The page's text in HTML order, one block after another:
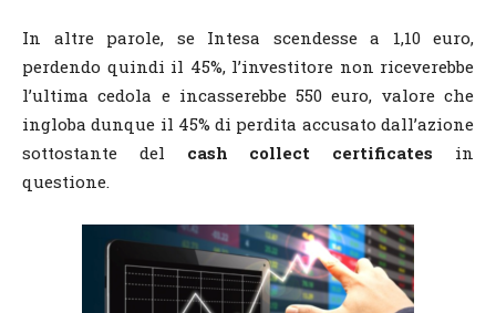
In altre parole, se Intesa scendesse a 1,10 euro,
perdendo quindi il 45%, l’investitore non riceverebbe
l’ultima cedola e incasserebbe 550 euro, valore che
ingloba dunque il 45% di perdita accusato dall’azione
sottostante del cash collect certificates in
questione.